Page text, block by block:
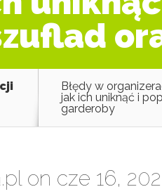
Błędy w
jak ich uniknąć i
garderoby
on cze 16,